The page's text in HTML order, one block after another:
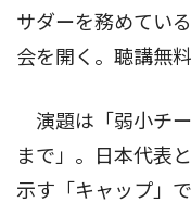
サダーを務めてい
会を開く。聴講無料
演題は「弱小チ
まで」。日本代表
示す「キャップ」